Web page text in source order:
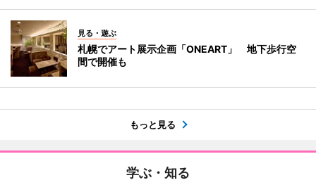
見る・遊ぶ
札幌でアート展示企画「ONEART」 地下歩行空
間で開催も
もっと見る
学ぶ・知る